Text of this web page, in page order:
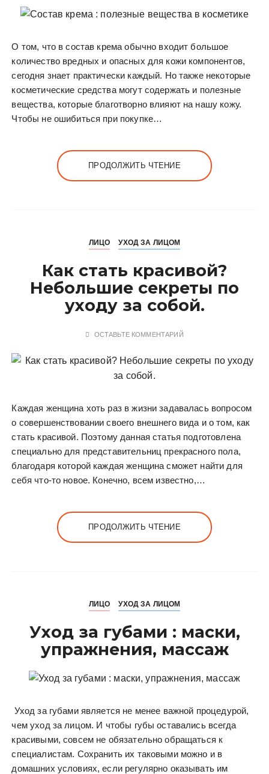
О том, что в состав крема обычно входит большое
количество вредных и опасных для кожи компонентов,
сегодня знает практически каждый. Но также некоторые
косметические средства могут содержать и полезные
вещества, которые благотворно влияют на нашу кожу.
Чтобы не ошибиться при покупке…
ПРОДОЛЖИТЬ ЧТЕНИЕ
ЛИЦО УХОД ЗА ЛИЦОМ
Как стать красивой?
Небольшие секреты по
уходу за собой.
ОСТАВЬТЕ КОММЕНТАРИЙ
Каждая женщина хоть раз в жизни задавалась вопросом
о совершенствовании своего внешнего вида и о том, как
стать красивой. Поэтому данная статья подготовлена
специально для представительниц прекрасного пола,
благодаря которой каждая женщина сможет найти для
себя что-то новое. Конечно, всем известно,…
ПРОДОЛЖИТЬ ЧТЕНИЕ
ЛИЦО УХОД ЗА ЛИЦОМ
Уход за губами : маски,
упражнения, массаж
Уход за губами является не менее важной процедурой,
чем уход за лицом. И чтобы губы оставались всегда
красивыми, совсем не обязательно обращаться к
специалистам. Сохранить их таковыми можно и в
домашних условиях, если регулярно оказывать им